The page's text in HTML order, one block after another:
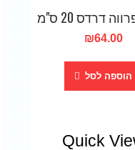
דרדס 20 ס"מ
₪64.00
הוספה לסל
Quick